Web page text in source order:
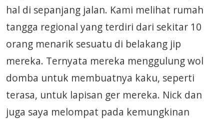
hal di sepanjang jalan. Kami melihat rumah
tangga regional yang terdiri dari sekitar 10
orang menarik sesuatu di belakang jip
mereka. Ternyata mereka menggulung wol
domba untuk membuatnya kaku, seperti
terasa, untuk lapisan ger mereka. Nick dan
juga saya melompat pada kemungkinan